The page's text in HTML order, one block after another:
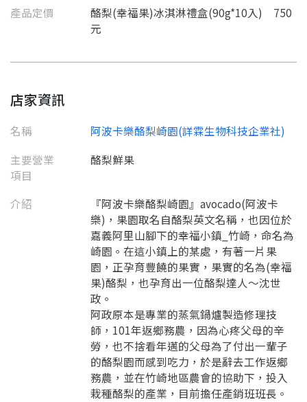
產品定價
酪梨(幸福果)冰淇淋禮盒(90g*10入) 750
元
店家資訊
名稱
阿波卡樂酪梨崎園(詳霖生物科技企業社)
主要營業
項目
酪梨鮮果
介紹
『阿波卡樂酪梨崎園』avocado(阿波卡
樂)，果園取名自酪梨英文名稱，也因位於
嘉義阿里山腳下的幸福小鎮_竹崎，命名為
崎園。在這小鎮上的某處，有著一片果
園，正孕育豐饒的果實，果實的名為(幸福
果)酪梨，也孕育出一位酪梨達人～沈世
政。
阿政原本是專業的蒸氣鍋爐製造修理技
師，101年返鄉務農，因為心疼父母的辛
勞，也不捨看年邁的父母為了付出一輩子
的酪梨園而感到吃力，於是辭去工作返鄉
務農，並在竹崎地區農會的協助下，投入
栽種酪梨的產業，目前擔任產銷班班長。